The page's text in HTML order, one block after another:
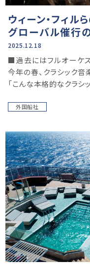
ウィーン・フィ
グローバル催行
ー」の旅仕掛け人
裏とは
2025.12.18
■過去にはフルオーケ
今年の春、クラシック
「こんな本格的なクラシ
外国船社